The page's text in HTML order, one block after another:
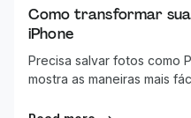
Como transformar
iPhone
Precisa salvar fotos como
mostra as maneiras mais